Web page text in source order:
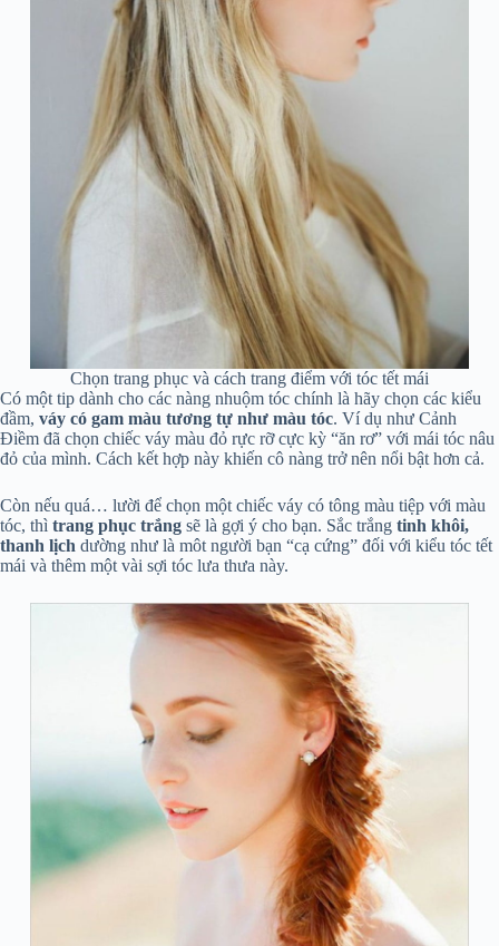
Chọn trang phục và cách trang điểm với tóc tết mái
Có một tip dành cho các nàng nhuộm tóc chính là hãy chọn các kiểu
đầm, váy có gam màu tương tự như màu tóc. Ví dụ như Cảnh
Điềm đã chọn chiếc váy màu đỏ rực rỡ cực kỳ “ăn rơ” với mái tóc nâu
đỏ của mình. Cách kết hợp này khiến cô nàng trở nên nổi bật hơn cả.
Còn nếu quá… lười để chọn một chiếc váy có tông màu tiệp với màu
tóc, thì trang phục trắng sẽ là gợi ý cho bạn. Sắc trắng tinh khôi,
thanh lịch dường như là môt người bạn “cạ cứng” đối với kiểu tóc tết
mái và thêm một vài sợi tóc lưa thưa này.